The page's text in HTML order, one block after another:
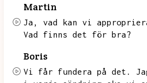
Martin
Ja,
vad kan vi
Vad finns det för bra?
Boris
Vi får fundera på det.